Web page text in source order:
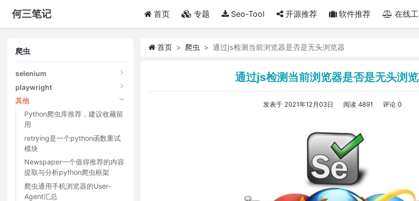
何三笔记 首页(current)专题 Seo-Tool 开源推荐 软件推荐 在线
爬虫
selenium
playwright
其他
Python爬虫库推荐，建议收藏留
用
retrying是一个python函数重试
模块
Newspaper一个值得推荐的内容
提取与分析python爬虫框架
爬虫通用手机浏览器的User-
Agent汇总
首页 爬虫 通过js检测当前浏览器是否是无头浏览器
通过js检测当前浏览器是否是无头浏
发表于 2021年12月03日 阅读 4891 评论 0